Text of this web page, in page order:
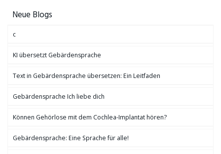
Neue Blogs
c
KI übersetzt Gebärdensprache
Text in Gebärdensprache übersetzen: Ein Leitfaden
Gebärdensprache Ich liebe dich
Können Gehörlose mit dem Cochlea-Implantat hören?
Gebärdensprache: Eine Sprache für alle!